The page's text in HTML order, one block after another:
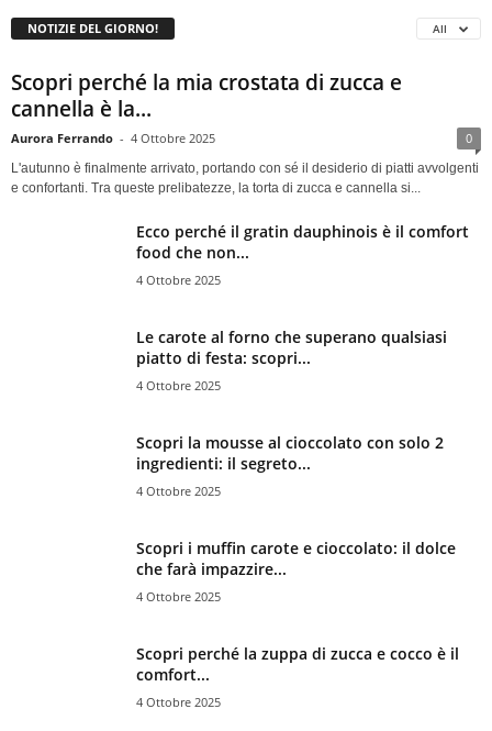
NOTIZIE DEL GIORNO! All
Scopri perché la mia crostata di zucca e
cannella è la...
Aurora Ferrando - 4 Ottobre 2025 0
L'autunno è finalmente arrivato, portando con sé il desiderio di piatti avvolgenti
e confortanti. Tra queste prelibatezze, la torta di zucca e cannella si...
Ecco perché il gratin dauphinois è il comfort
food che non...
4 Ottobre 2025
Le carote al forno che superano qualsiasi
piatto di festa: scopri...
4 Ottobre 2025
Scopri la mousse al cioccolato con solo 2
ingredienti: il segreto...
4 Ottobre 2025
Scopri i muffin carote e cioccolato: il dolce
che farà impazzire...
4 Ottobre 2025
Scopri perché la zuppa di zucca e cocco è il
comfort...
4 Ottobre 2025